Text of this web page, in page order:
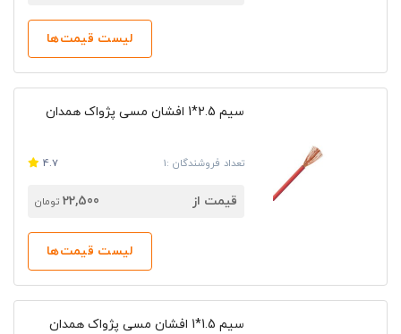
لیست قیمت‌ها
سیم 2.5*1 افشان مسی پژواک همدان
تعداد فروشندگان :1 4.7
قیمت از 22,500 تومان
لیست قیمت‌ها
سیم 1.5*1 افشان مسی پژواک همدان